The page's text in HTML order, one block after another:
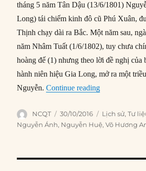
tháng 5 năm Tân Dậu (13/6/1801)
Long) tái chiếm kinh đô cũ Phú Xuân,
Thịnh chạy dài ra Bắc. Một năm sau,
năm Nhâm Tuất (1/6/1802), tuy chưa
hoàng đế (1) nhưng theo lời đề nghị của
hành niên hiệu Gia Long, mở ra một
Nguyễn.Continue reading“Vì sao vua
Author
NCQT
Posted
on
30/10/2016 Categories
Lịch sử,Tư
Nguyễn Ánh, Nguyễn Huệ,Võ Hương